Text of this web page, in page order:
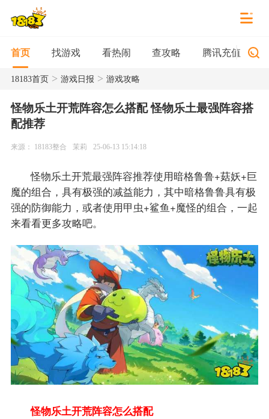
首页 找游戏 看热闹 查攻略 腾讯充值
18183首页> 游戏日报 > 游戏攻略
怪物乐土开荒阵容怎么搭配 怪物乐土最强阵容搭
配推荐
来源： 18183整合 茉莉 25-06-13 15:14:18
怪物乐土开荒最强阵容推荐使用暗格鲁鲁+菇妖+巨
魔的组合，具有极强的减益能力，其中暗格鲁鲁具有极
强的防御能力，或者使用甲虫+鲨鱼+魔怪的组合，一起
来看看更多攻略吧。
怪物乐土开荒阵容怎么搭配